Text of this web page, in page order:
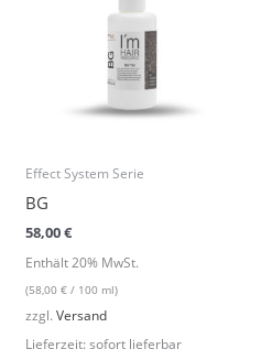
Effect System Serie
BG
58,00€
Enthält 20% MwSt.
(58,00 € / 100 ml)
zzgl. Versand
Lieferzeit: sofort lieferbar